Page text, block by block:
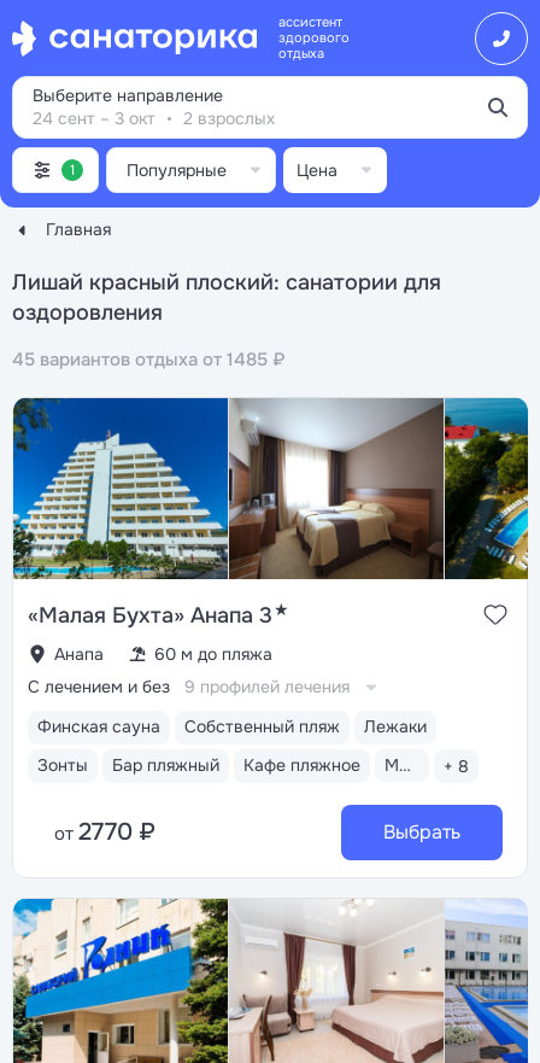
ассистент
здорового
отдыха
Главная
Выберите направление
24 сент – 3 окт
2 взрослых
Лишай красный плоский: санатории для
оздоровления
45 вариантов отдыха от 1485 ₽
1 Популярные Цена
«Малая Бухта» Анапа 3★
Анапа 60 м до пляжа
Финская сауна Собственный пляж
Лежаки
Зонты
Бар пляжный Кафе пляжное Медицинский пост + 8
С лечением и без 9 профилей лечения
от 2770 ₽ Выбрать